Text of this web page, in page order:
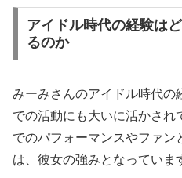
アイドル時代の経験は
るのか
みーみさんのアイドル時代の
での活動にも大いに活かされ
でのパフォーマンスやファン
は、彼女の強みとなっていま